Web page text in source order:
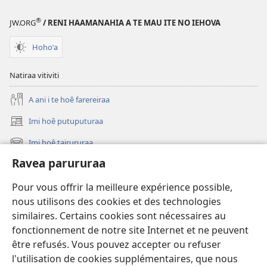
Ravea parururaa
Pour vous offrir la meilleure expérience possible,
nous utilisons des cookies et des technologies
similaires. Certains cookies sont nécessaires au
fonctionnement de notre site Internet et ne peuvent
être refusés. Vous pouvez accepter ou refuser
l'utilisation de cookies supplémentaires, que nous
JW.ORG® / RENI HAAMANAHIA A TE MAU ITE NO IEHOVA
Hohoˈa
Natiraa vitiviti
A ani i te hoê farereiraa
Imi hoê putuputuraa
(opens
new Imi hoê tairururaa
(opens
new
window)
Eaha te mea apî
Video
Maimiraa
Te mau ô
(opens
new
window)